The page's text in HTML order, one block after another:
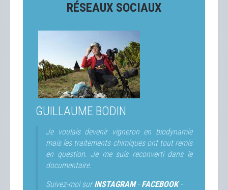
RÉSEAUX SOCIAUX
GUILLAUME BODIN
Je voulais devenir vigneron en biodynamie
mais les traitements chimiques ont tout remis
en question. Je me suis reconverti dans le
documentaire.
Suivez-moi surINSTAGRAM- FACEBOOK-